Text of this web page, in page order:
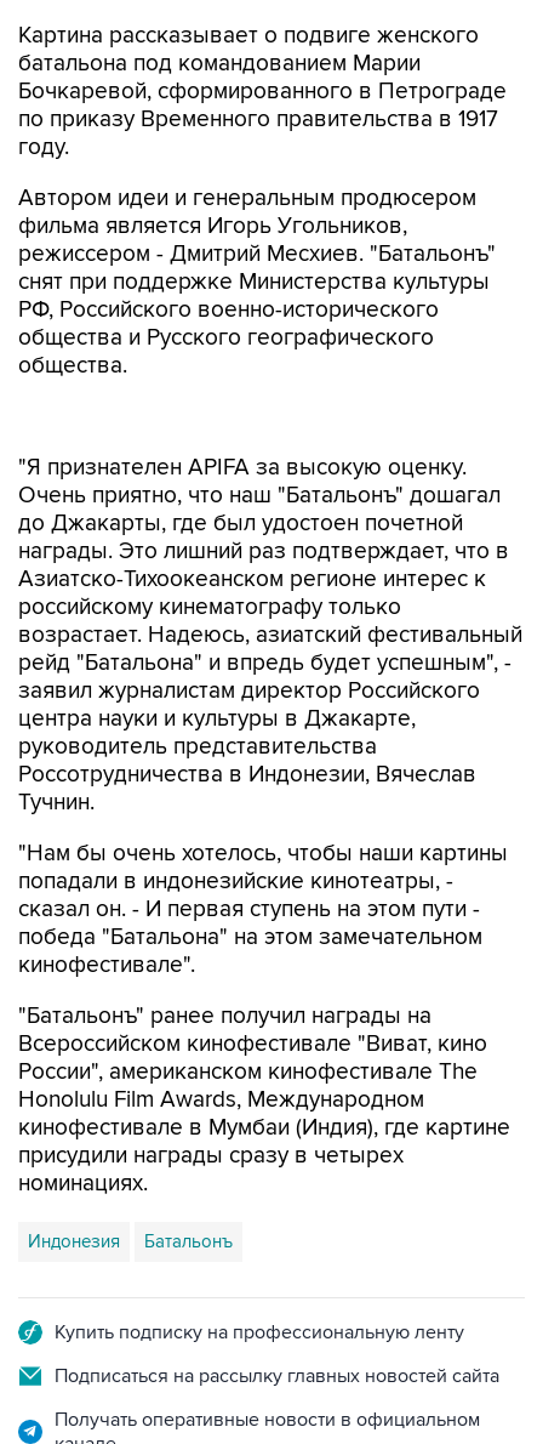
Картина рассказывает о подвиге женского
батальона под командованием Марии
Бочкаревой, сформированного в Петрограде
по приказу Временного правительства в 1917
году.
Автором идеи и генеральным продюсером
фильма является Игорь Угольников,
режиссером - Дмитрий Месхиев. "Батальонъ"
снят при поддержке Министерства культуры
РФ, Российского военно-исторического
общества и Русского географического
общества.
до Джакарты, где был удостоен почетной
награды. Это лишний раз подтверждает, что в
Азиатско-Тихоокеанском регионе интерес к
российскому кинематографу только
возрастает. Надеюсь, азиатский фестивальный
рейд "Батальона" и впредь будет успешным", -
заявил журналистам директор Российского
центра науки и культуры в Джакарте,
руководитель представительства
Россотрудничества в Индонезии, Вячеслав
Тучнин.
"Нам бы очень хотелось, чтобы наши картины
сказал он. - И первая ступень на этом пути -
победа "Батальона" на этом замечательном
кинофестивале".
"Батальонъ" ранее получил награды на
России", американском кинофестивале The
Honolulu Film Awards, Международном
кинофестивале в Мумбаи (Индия), где картине
присудили награды сразу в четырех
номинациях.
Индонезия Батальонъ
Подписаться на рассылку главных новостей сайта
Получать оперативные новости в официальном